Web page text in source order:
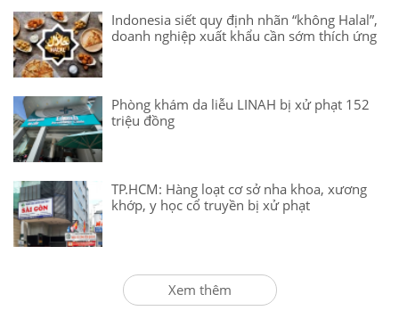
Indonesia siết quy định nhãn “không Halal”,
doanh nghiệp xuất khẩu cần sớm thích ứng
Phòng khám da liễu LINAH bị xử phạt 152
triệu đồng
TP.HCM: Hàng loạt cơ sở nha khoa, xương
khớp, y học cổ truyền bị xử phạt
Xem thêm